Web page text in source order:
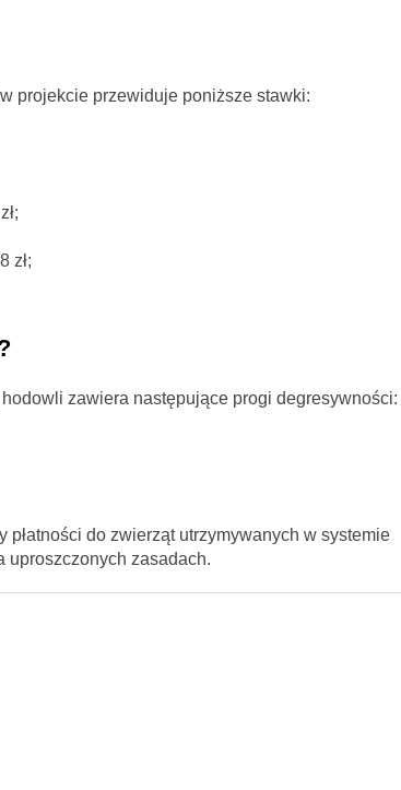
projekcie przewiduje poniższe stawki:
zł;
zawiera następujące progi degresywności:
do zwierząt utrzymywanych w systemie
uproszczonych zasadach.